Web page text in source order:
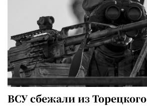
ВСУ сбежали из Торецкого